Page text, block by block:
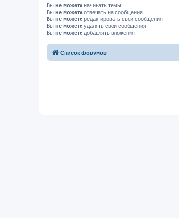
Вы не можете начинать темы
Вы не можете отвечать на сообщения
Вы не можете редактировать свои сообщения
Вы не можете удалять свои сообщения
Вы не можете добавлять вложения
Список форумов